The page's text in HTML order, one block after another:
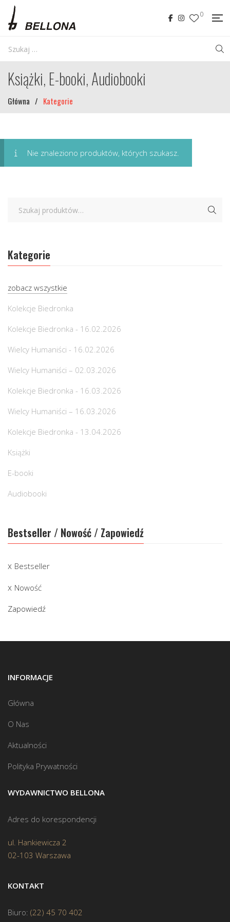
0
Książki, E-booki, Audiobooki
Główna / Kategorie
Nie znaleziono produktów, których szukasz.
Kategorie
zobacz wszystkie
Kolekcje Biedronka
Kolekcje Biedronka - 16.02.2026
Wielcy Humaniści - 16.02.2026
Wielcy Humaniści – 02.03.2026
Kolekcje Biedronka - 16.03.2026
Wielcy Humaniści – 16.03.2026
Kolekcje Biedronka - 13.04.2026
Książki
E-booki
Audiobooki
Bestseller / Nowość / Zapowiedź
Bestseller
Nowość
Zapowiedź
INFORMACJE
Główna
O Nas
Aktualności
Polityka Prywatności
WYDAWNICTWO BELLONA
Adres do korespondencji
ul. Hankiewicza 2
02-103 Warszawa
KONTAKT
Biuro: (22) 45 70 402